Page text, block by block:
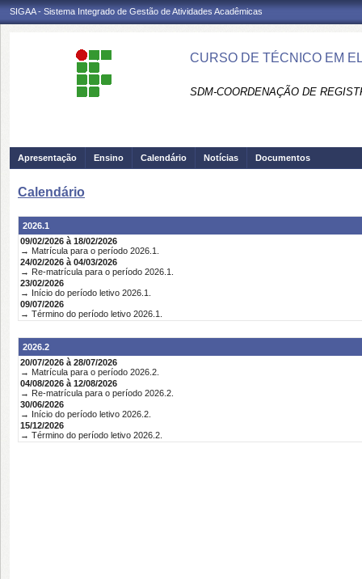
SIGAA - Sistema Integrado de Gestão de Atividades Acadêmicas
CURSO DE TÉCNICO EM
SDM-COORDENAÇÃO DE
Apresentação Ensino Calendário Notícias Documentos
Calendário
2026.1
09/02/2026 à 18/02/2026
→ Matrícula para o período 2026.1.
24/02/2026 à 04/03/2026
→ Re-matrícula para o período 2026.1.
23/02/2026
→ Início do período letivo 2026.1.
09/07/2026
→ Término do período letivo 2026.1.
2026.2
20/07/2026 à 28/07/2026
→ Matrícula para o período 2026.2.
04/08/2026 à 12/08/2026
→ Re-matrícula para o período 2026.2.
30/06/2026
→ Início do período letivo 2026.2.
15/12/2026
→ Término do período letivo 2026.2.